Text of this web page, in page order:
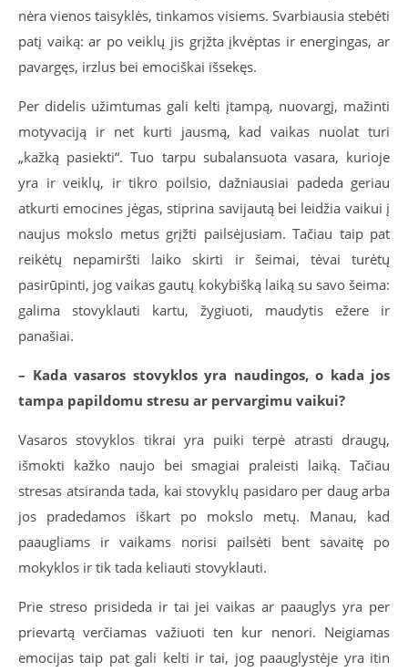
nėra vienos taisyklės, tinkamos visiems. Svarbiausia stebėti
patį vaiką: ar po veiklų jis grįžta įkvėptas ir energingas, ar
pavargęs, irzlus bei emociškai išsekęs.
Per didelis užimtumas gali kelti įtampą, nuovargį, mažinti
motyvaciją ir net kurti jausmą, kad vaikas nuolat turi
„kažką pasiekti“. Tuo tarpu subalansuota vasara, kurioje
yra ir veiklų, ir tikro poilsio, dažniausiai padeda geriau
atkurti emocines jėgas, stiprina savijautą bei leidžia vaikui į
naujus mokslo metus grįžti pailsėjusiam. Tačiau taip pat
reikėtų nepamiršti laiko skirti ir šeimai, tėvai turėtų
pasirūpinti, jog vaikas gautų kokybišką laiką su savo šeima:
galima stovyklauti kartu, žygiuoti, maudytis ežere ir
panašiai.
– Kada vasaros stovyklos yra naudingos, o kada jos
tampa papildomu stresu ar pervargimu vaikui?
Vasaros stovyklos tikrai yra puiki terpė atrasti draugų,
išmokti kažko naujo bei smagiai praleisti laiką. Tačiau
stresas atsiranda tada, kai stovyklų pasidaro per daug arba
jos pradedamos iškart po mokslo metų. Manau, kad
paaugliams ir vaikams norisi pailsėti bent savaitę po
mokyklos ir tik tada keliauti stovyklauti.
Prie streso prisideda ir tai jei vaikas ar paauglys yra per
prievartą verčiamas važiuoti ten kur nenori. Neigiamas
emocijas taip pat gali kelti ir tai, jog paauglystėje yra itin